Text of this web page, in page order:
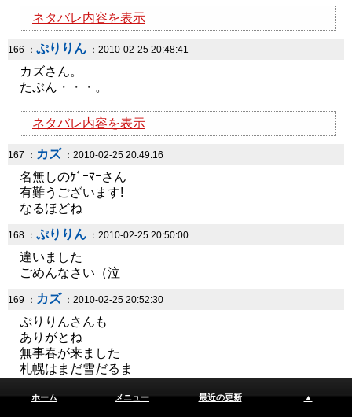
ネタバレ内容を表示
166 ： ぷりりん ：2010-02-25 20:48:41
カズさん。
たぶん・・・。
ネタバレ内容を表示
167 ： カズ ：2010-02-25 20:49:16
名無しのｹﾞｰﾏｰさん
有難うございます!
なるほどね
168 ： ぷりりん ：2010-02-25 20:50:00
違いました
ごめんなさい（泣
169 ： カズ ：2010-02-25 20:52:30
ぷりりんさんも
ありがとね
無事春が来ました
札幌はまだ雪だるま
171 ：ぷりりん：2010-02-25 20:55:56
ホーム メニュー 最近の更新 ▲